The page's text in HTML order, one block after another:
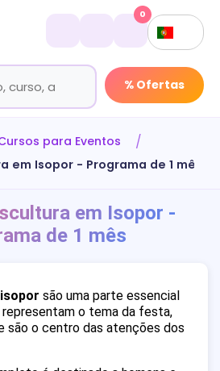
% Ofertas
0
para Eventos
em Isopor - Programa de 1 mês
em Isopor -
de 1 mês
são uma parte essencial
representam o tema da festa,
são o centro das atenções dos